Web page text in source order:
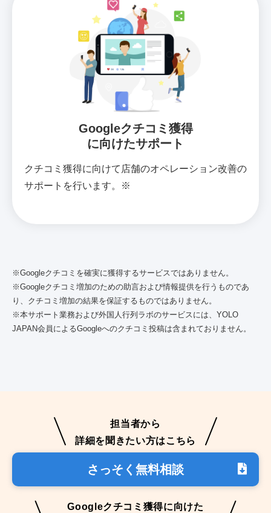
Googleクチコミ獲得
に向けたサポート
クチコミ獲得に向けて店舗のオペレーション改善の
サポートを行います。※
※Googleクチコミを確実に獲得するサービスではありません。
※Googleクチコミ増加のための助言および情報提供を行うものであ
り、クチコミ増加の結果を保証するものではありません。
※本サポート業務および外国人行列ラボのサービスには、YOLO
JAPAN会員によるGoogleへのクチコミ投稿は含まれておりません。
担当者から
詳細を聞きたい方はこちら
さっそく無料相談
Googleクチコミ獲得に向けた